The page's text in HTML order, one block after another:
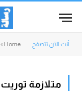
أنت الآن تتصفح: Home
»
متلازمة توريت